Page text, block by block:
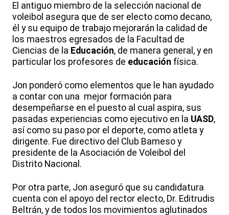
El antiguo miembro de la selección nacional de
voleibol asegura que de ser electo como decano,
él y su equipo de trabajo mejorarán la calidad de
los maestros egresados de la Facultad de
Ciencias de la Educación, de manera general, y en
particular los profesores de educación física.
Jon ponderó como elementos que le han ayudado
a contar con una mejor formación para
desempeñarse en el puesto al cual aspira, sus
pasadas experiencias como ejecutivo en la UASD,
así como su paso por el deporte, como atleta y
dirigente. Fue directivo del Club Bameso y
presidente de la Asociación de Voleibol del
Distrito Nacional.
Por otra parte, Jon aseguró que su candidatura
cuenta con el apoyo del rector electo, Dr. Editrudis
Beltrán, y de todos los movimientos aglutinados